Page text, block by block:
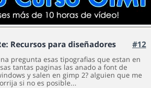
Recursos para diseñadores #12
pregunta esas tipografias que estan en
tantas paginas las anado a font de
y salen en gimp 2? alguien que me
si no es posible...